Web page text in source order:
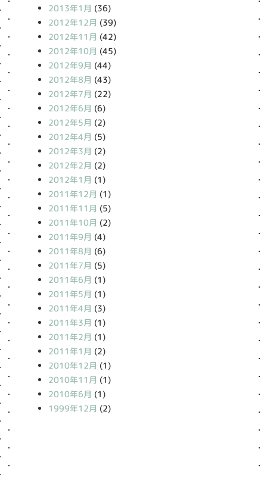
2013年1月 (36)
2012年12月 (39)
2012年11月 (42)
2012年10月 (45)
2012年9月 (44)
2012年8月 (43)
2012年7月 (22)
2012年6月 (6)
2012年5月 (2)
2012年4月 (5)
2012年3月 (2)
2012年2月 (2)
2012年1月 (1)
2011年12月 (1)
2011年11月 (5)
2011年10月 (2)
2011年9月 (4)
2011年8月 (6)
2011年7月 (5)
2011年6月 (1)
2011年5月 (1)
2011年4月 (3)
2011年3月 (1)
2011年2月 (1)
2011年1月 (2)
2010年12月 (1)
2010年11月 (1)
2010年6月 (1)
1999年12月 (2)